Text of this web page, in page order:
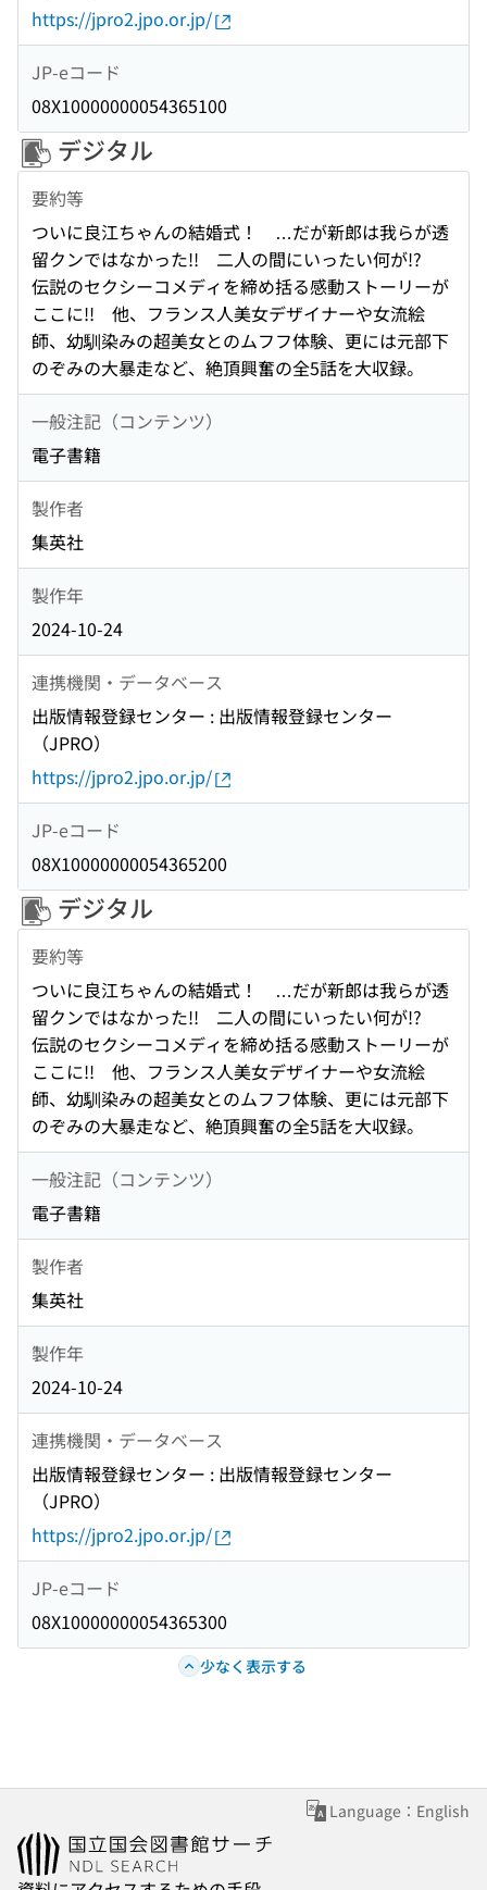
https://jpro2.jpo.or.jp/
JP-eコード
08X10000000054365100
デジタル
要約等
ついに良江ちゃんの結婚式！ …だが新郎は我らが透
留クンではなかった!! 二人の間にいったい何が!?
伝説のセクシーコメディを締め括る感動ストーリーが
ここに!! 他、フランス人美女デザイナーや女流絵
師、幼馴染みの超美女とのムフフ体験、更には元部下
のぞみの大暴走など、絶頂興奮の全5話を大収録。
一般注記（コンテンツ）
電子書籍
製作者
集英社
製作年
2024-10-24
連携機関・データベース
出版情報登録センター : 出版情報登録センター
（JPRO）
https://jpro2.jpo.or.jp/
JP-eコード
08X10000000054365200
デジタル
要約等
ついに良江ちゃんの結婚式！ …だが新郎は我らが透
留クンではなかった!! 二人の間にいったい何が!?
伝説のセクシーコメディを締め括る感動ストーリーが
ここに!! 他、フランス人美女デザイナーや女流絵
師、幼馴染みの超美女とのムフフ体験、更には元部下
のぞみの大暴走など、絶頂興奮の全5話を大収録。
一般注記（コンテンツ）
電子書籍
製作者
集英社
製作年
2024-10-24
連携機関・データベース
出版情報登録センター : 出版情報登録センター
（JPRO）
https://jpro2.jpo.or.jp/
JP-eコード
08X10000000054365300
少なく表示する
Language：English